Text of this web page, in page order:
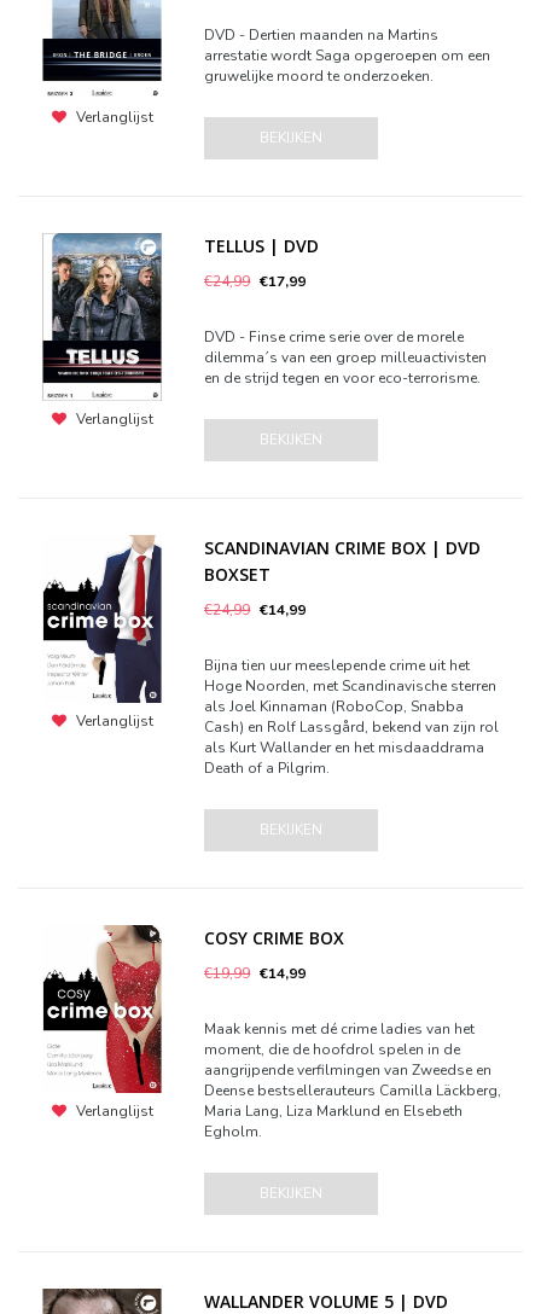
Verlanglijst
DVD - Dertien maanden na Martins
arrestatie wordt Saga opgeroepen om een
gruwelijke moord te onderzoeken.
BEKIJKEN
Verlanglijst
TELLUS | DVD
€24,99 €17,99
DVD - Finse crime serie over de morele
dilemma´s van een groep milleuactivisten
en de strijd tegen en voor eco-terrorisme.
BEKIJKEN
Verlanglijst
SCANDINAVIAN CRIME BOX | DVD
BOXSET
€24,99 €14,99
Bijna tien uur meeslepende crime uit het
Hoge Noorden, met Scandinavische sterren
als Joel Kinnaman (RoboCop, Snabba
Cash) en Rolf Lassgård, bekend van zijn rol
als Kurt Wallander en het misdaaddrama
Death of a Pilgrim.
BEKIJKEN
Verlanglijst
COSY CRIME BOX
€19,99 €14,99
Maak kennis met dé crime ladies van het
moment, die de hoofdrol spelen in de
aangrijpende verfilmingen van Zweedse en
Deense bestsellerauteurs Camilla Läckberg,
Maria Lang, Liza Marklund en Elsebeth
Egholm.
BEKIJKEN
WALLANDER VOLUME 5 | DVD